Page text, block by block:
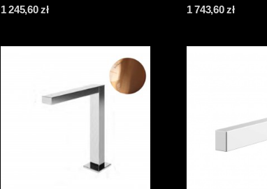
1 245,60zł
1 743,60zł